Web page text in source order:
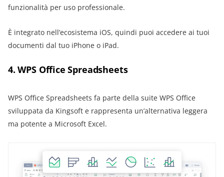
funzionalità per uso professionale.
È integrato nell’ecosistema iOS, quindi puoi accedere ai tuoi
documenti dal tuo iPhone o iPad.
4. WPS Office Spreadsheets
WPS Office Spreadsheets fa parte della suite WPS Office
sviluppata da Kingsoft e rappresenta un’alternativa leggera
ma potente a Microsoft Excel.